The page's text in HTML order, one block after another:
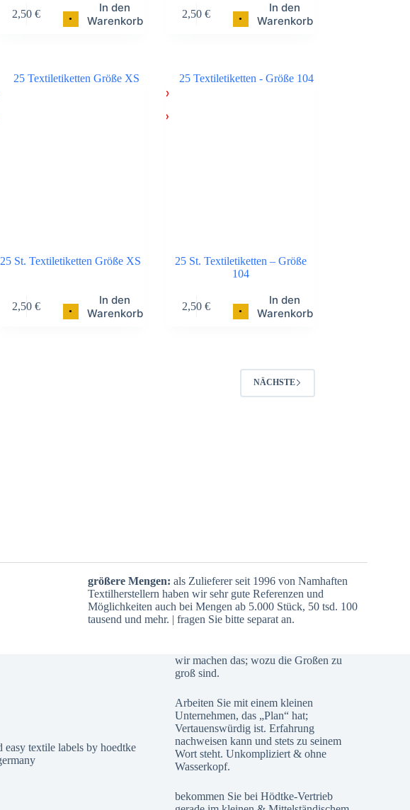
•
2,50€
In den
Warenkorb
•
2,50€
In den
Warenkorb
•
25 St. Textiletiketten Größe XS
2,50€
In den
Warenkorb
•
25 St. Textiletiketten – Größe
104
2,50€
In den
Warenkorb
NÄCHSTE
größere Mengen: als Zulieferer seit 1996 von Namhaften
Textilherstellern haben wir sehr gute Referenzen und
Möglichkeiten auch bei Mengen ab 5.000 Stück, 50 tsd. 100
tausend und mehr. | fragen Sie bitte separat an.
wir machen das; wozu die Großen zu
groß sind.
Arbeiten Sie mit einem kleinen
Unternehmen, das „Plan“ hat;
Vertauenswürdig ist. Erfahrung
nachweisen kann und stets zu seinem
Wort steht. Unkompliziert & ohne
Wasserkopf.
bekommen Sie bei Hödtke-Vertrieb